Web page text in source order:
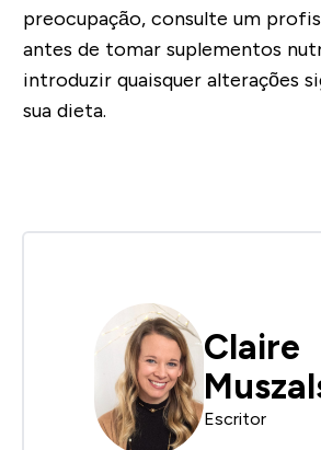
preocupação, consulte um
antes de tomar suplementos
introduzir quaisquer alterações
sua dieta.
Claire
Escritor